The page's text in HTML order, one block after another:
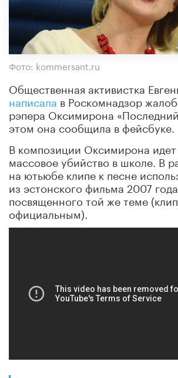
Фото: kommersant.ru
Общественная активистка
написала в Роскомнадзор
рэпера Оксимирона
этом она сообщила в фейсбуке.
В композиции Оксимирона
массовое убийство в школе. В
на ютьюбе клипе к песне
из эстонского фильма 2007 года
посвященного той же теме
официальным).